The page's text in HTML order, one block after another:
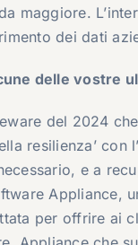
maggiore.
dei dati
delle vostre
del 2024
resilienza’
e a
Appliance,
per offrire ai